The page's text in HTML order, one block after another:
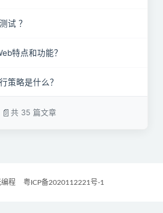
试 ？
特点和功能？
策略是什么？
位元素的方式有哪些？
共 35 篇文章
编程 粤ICP备2020112221号-1